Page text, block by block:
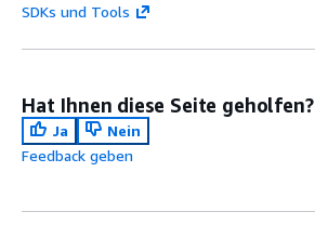
SDKs und Tools
Hat Ihnen diese Seite geholfen?
Ja
Nein
Feedback geben